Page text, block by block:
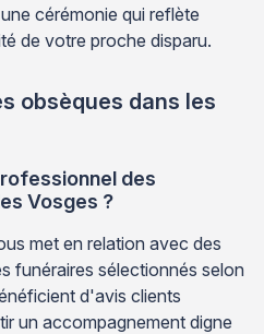
cérémonie qui reflète
de votre proche disparu.
obsèques dans les
des
Vosges ?
met en relation avec des
funéraires sélectionnés selon
d'avis clients
un accompagnement digne